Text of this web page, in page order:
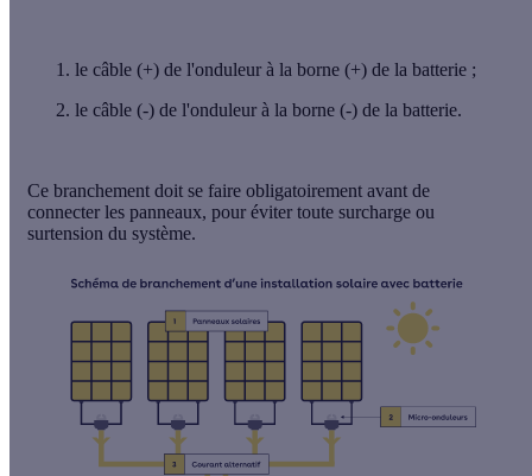
le câble (+) de l'onduleur à la borne (+) de la batterie ;
le câble (-) de l'onduleur à la borne (-) de la batterie.
Ce branchement doit se faire obligatoirement avant de
connecter les panneaux, pour éviter toute surcharge ou
surtension du système.